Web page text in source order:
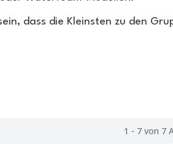
dass die Kleinsten zu den
1 - 7 von 7